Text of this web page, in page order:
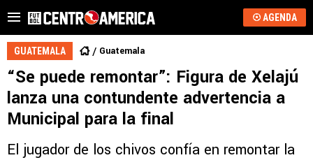
AGENDA
GUATEMALA Guatemala
“Se puede remontar”: Figura de Xelajú
lanza una contundente advertencia a
Municipal para la final
El jugador de los chivos confía en remontar la